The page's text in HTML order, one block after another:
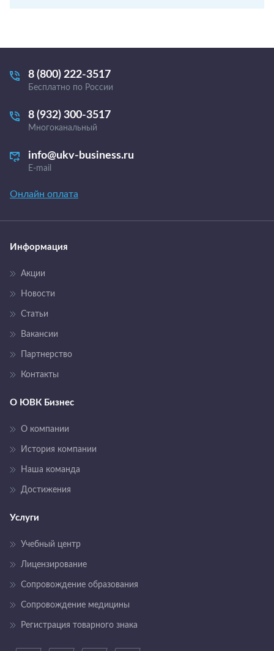
8 (800) 222-3517
Бесплатно по России
8 (932) 300-3517
Многоканальный
info@ukv-business.ru
E-mail
Онлайн оплата
Информация
Акции
Новости
Статьи
Вакансии
Партнерство
Контакты
О ЮВК Бизнес
О компании
История компании
Наша команда
Достижения
Услуги
Учебный центр
Лицензирование
Сопровождение образования
Сопровождение медицины
Регистрация товарного знака